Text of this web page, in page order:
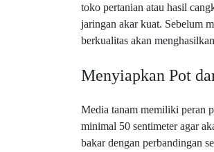
toko pertanian atau hasil
jaringan akar kuat. Sebelum
berkualitas akan
Menyiapkan Pot
Media tanam memiliki peran
minimal 50 sentimeter agar
bakar dengan perbandingan